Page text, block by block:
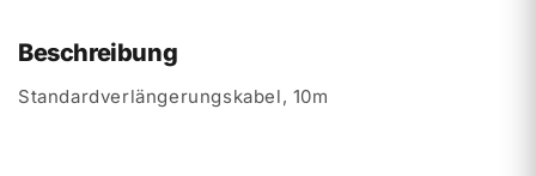
Beschreibung
Standardverlängerungskabel, 10m